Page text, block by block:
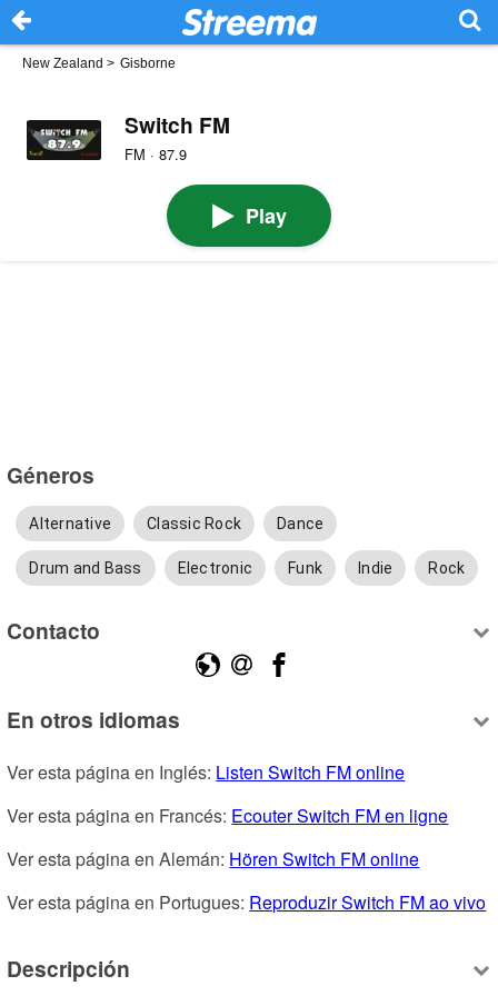
New Zealand > Gisborne
Switch FM
FM · 87.9
Play
Géneros
Alternative Classic Rock Dance
Drum and Bass Electronic Funk Indie Rock
Contacto
En otros idiomas
Ver esta página en Inglés: Listen Switch FM online
Ver esta página en Francés: Ecouter Switch FM en ligne
Ver esta página en Alemán: Hören Switch FM online
Ver esta página en Portugues: Reproduzir Switch FM ao vivo
Descripción